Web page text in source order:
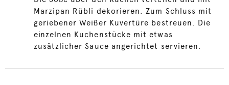
Marzipan Rübli dekorieren. Zum Schluss mit
geriebener Weißer Kuvertüre bestreuen. Die
einzelnen Kuchenstücke mit etwas
zusätzlicher Sauce angerichtet servieren.